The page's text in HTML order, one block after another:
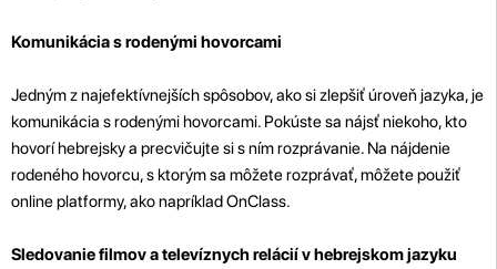
Komunikácia s rodenými hovorcami
Jedným z najefektívnejších spôsobov, ako si zlepšiť úroveň jazyka, je
komunikácia s rodenými hovorcami. Pokúste sa nájsť niekoho, kto
hovorí hebrejsky a precvičujte si s ním rozprávanie. Na nájdenie
rodeného hovorcu, s ktorým sa môžete rozprávať, môžete použiť
online platformy, ako napríklad OnClass.
Sledovanie filmov a televíznych relácií v hebrejskom jazyku